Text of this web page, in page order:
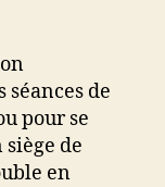
de
pour se
de
en